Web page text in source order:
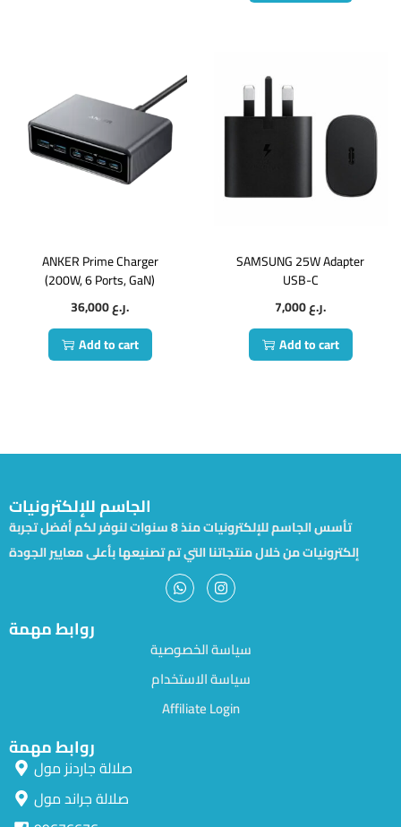
ANKER Prime Charger
(200W, 6 Ports, GaN)
36,000
ر.ع.
Add to cart
SAMSUNG 25W Adapter
USB-C
7,000
ر.ع.
Add to cart
الجاسم للإلكترونيات
تأسس الجاسم للإلكترونيات منذ 8 سنوات لنوفر لكم أفضل تجربة
إلكترونيات من خلال منتجاتنا التي تم تصنيعها بأعلى معايير الجودة
روابط مهمة
سياسة الخصوصية
سياسة الاستخدام
Affiliate Login
روابط مهمة
صلالة جاردنز مول
صلالة جراند مول